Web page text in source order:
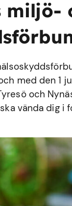
miljö-
med den 1
och
vända dig i